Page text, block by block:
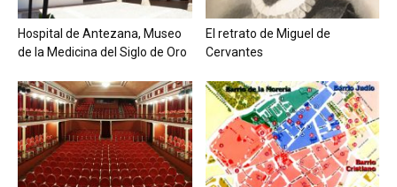
Hospital de Antezana, Museo
de la Medicina del Siglo de Oro
El retrato de Miguel de
Cervantes